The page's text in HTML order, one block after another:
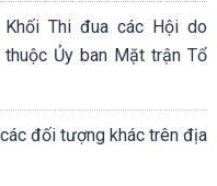
Khối Thi đua các Hội do
Ủy ban Mặt trận Tổ
đối tượng khác trên địa